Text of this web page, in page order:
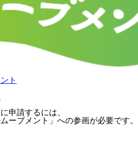
ト
申請するには、
ーブメント」への参画が必要です。